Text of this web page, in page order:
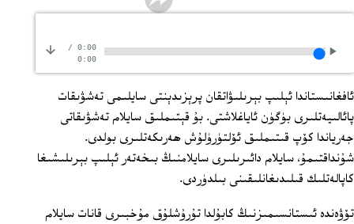
0:00
/
0:00
ئافغانىستاندا ئېلىپ بېرىلىۋاتقان پرېزىدېنتى سايلىمى تەشۋىقات
پائالىيەتلىرى بۈگۈن ئاياغلاشتى. بۇ قېتىملىق سايلام تەشۋىقاتى
جەرياندا كۆپ قىتىملىق ئۆلتۈرۈلۇش ھەرىكەتلىرى بولدى.
شۇنداقتىمۇ، سايلام دائىرىلىرى سايلامنىڭ بىخەتەر ئېلىپ بېرىلىشىغا
كاپالەتلىك قىلىدىغانلىقىنى بىلدۈردى.
تۆۋەندە ئىستانسىمىزنىڭ كابۇلدا تۇرۇشلۇق مۇخبىرى قانات سايلام